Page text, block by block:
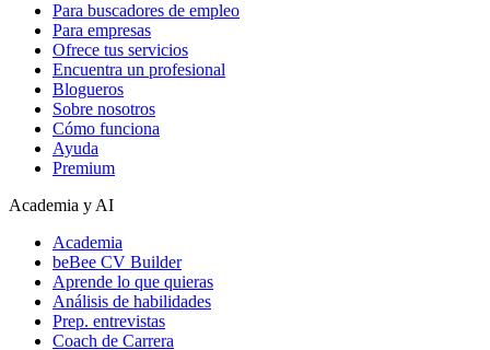
Para buscadores de empleo
Para empresas
Ofrece tus servicios
Encuentra un profesional
Blogueros
Sobre nosotros
Cómo funciona
Ayuda
Premium
Academia y AI
Academia
beBee CV Builder
Aprende lo que quieras
Análisis de habilidades
Prep. entrevistas
Coach de Carrera